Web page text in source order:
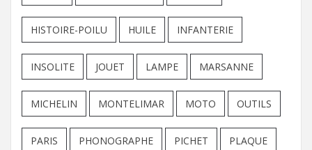
HISTOIRE-POILU HUILE INFANTERIE
INSOLITE JOUET LAMPE MARSANNE
MICHELIN MONTELIMAR MOTO OUTILS
PARIS PHONOGRAPHE PICHET PLAQUE